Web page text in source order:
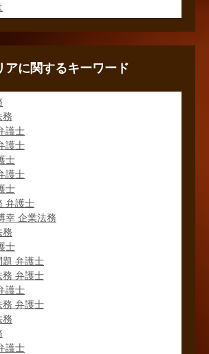
アに関するキーワード
務
護士
護士
士
護士
士
弁護士
幸 企業法務
務
士
題 弁護士
務 弁護士
護士
務 弁護士
務
護士